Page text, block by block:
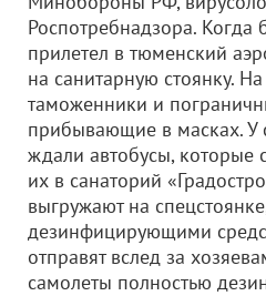
Роспотребнадзора. Когда
прилетел в тюменский
на санитарную стоянку.
таможенники и
прибывающие в масках. У
ждали автобусы, которые
их в санаторий
выгружают на
дезинфицирующими
отправят вслед за
самолеты полностью